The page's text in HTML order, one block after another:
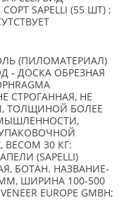
СОРТ SAPELLI (55 ШТ) ;
(ПИЛОМАТЕРИАЛ)
- ДОСКА ОБРЕЗНАЯ
СТРОГАННАЯ, НЕ
ТОЛЩИНОЙ БОЛЕЕ
30 КГ:
(SAPELLI)
БОТАН. НАЗВАНИЕ-
ММ, ШИРИНА 100-500
EUROPE GMBH;